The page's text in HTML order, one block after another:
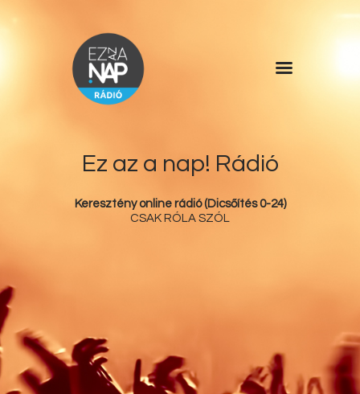
Ez az a nap! Rádió
Keresztény online rádió (Dicsőítés 0-24)
CSAK RÓLA SZÓL
Főoldal
Rólunk
Kapcsolat